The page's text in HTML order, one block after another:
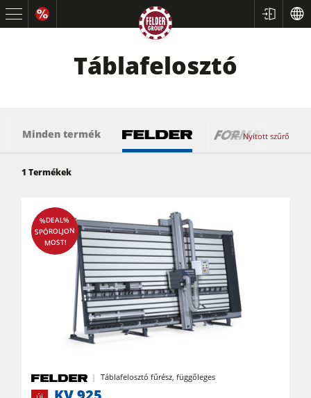
Gyalugépek
Csapozó marógép
Körfűrész marógép
Kombinált faipari gépek
CNC faipari megmunkálás
Élzáró gép
Szalagcsiszoló - élcsiszoló
Táblafelosztó
Nyitott szűrő
Minden termék
1 Termékek
%DEAL%
SPÓROLJON
MOST!
Táblafelosztó fűrész, függőleges